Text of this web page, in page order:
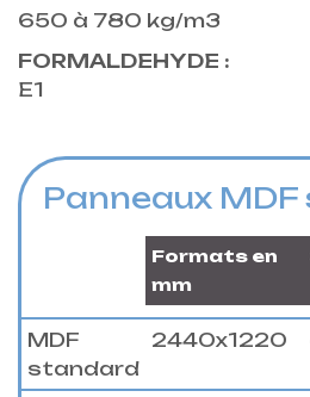
650 à 780 kg/m3
FORMALDEHYDE :
E1
Panneaux
Formats en
mm
MDF
standard
2440x1220